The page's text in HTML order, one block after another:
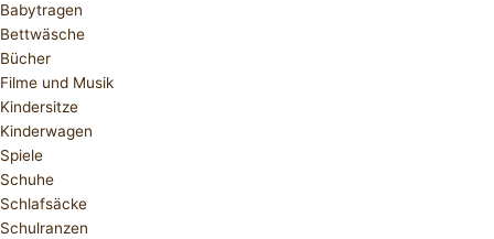
Babytragen
Bettwäsche
Bücher
Filme und Musik
Kindersitze
Kinderwagen
Spiele
Schuhe
Schlafsäcke
Schulranzen